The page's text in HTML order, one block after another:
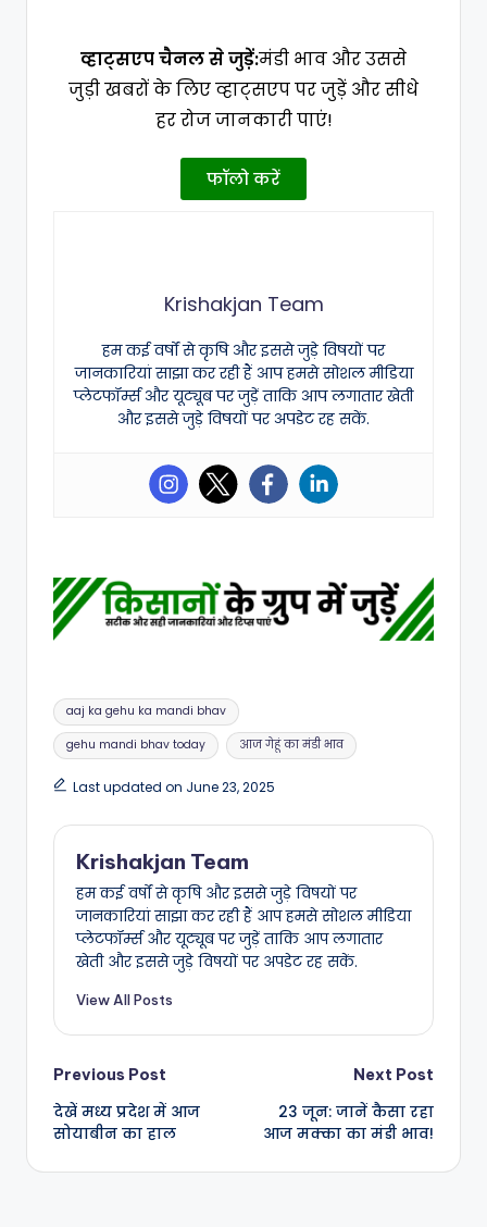
व्हाट्सएप चैनल से जुड़ें:मंडी भाव और उससे
जुड़ी खबरों के लिए व्हाट्सएप पर जुड़ें और सीधे
हर रोज जानकारी पाएं!
फॉलो करें
Krishakjan Team
हम कई वर्षों से कृषि और इससे जुड़े विषयों पर
जानकारियां साझा कर रही हैं आप हमसे सोशल मीडिया
प्लेटफॉर्म्स और यूट्यूब पर जुड़ें ताकि आप लगातार खेती
और इससे जुड़े विषयों पर अपडेट रह सकें.
aaj ka gehu ka mandi bhav
gehu mandi bhav today आज गेहूं का मंडी भाव
Last updated on June 23, 2025
Krishakjan Team
हम कई वर्षों से कृषि और इससे जुड़े विषयों पर
जानकारियां साझा कर रही हैं आप हमसे सोशल मीडिया
प्लेटफॉर्म्स और यूट्यूब पर जुड़ें ताकि आप लगातार
खेती और इससे जुड़े विषयों पर अपडेट रह सकें.
View All Posts
Previous Post
देखें मध्य प्रदेश में आज
सोयाबीन का हाल
Next Post
23 जून: जानें कैसा रहा
आज मक्का का मंडी भाव!